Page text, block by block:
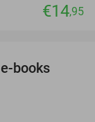
€14,95
books